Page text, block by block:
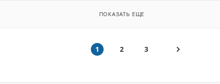
ПОКАЗАТЬ ЕЩЕ
1 2 3